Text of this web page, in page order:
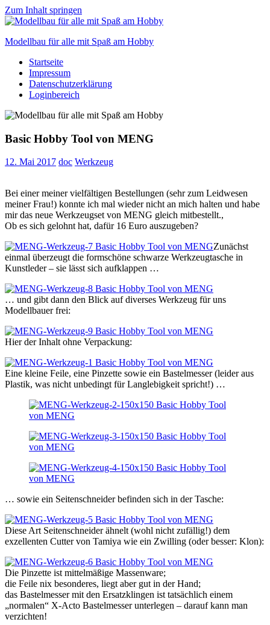
Zum Inhalt springen
Modellbau für alle mit Spaß am Hobby
Scale
modelling
to
Startseite
Impressum
Datenschutzerklärung
Loginbereich
Basic Hobby Tool von MENG
12. Mai 2017 doc Werkzeug
Bei einer meiner vielfältigen Bestellungen (sehr zum Leidwesen
meiner Frau!) konnte ich mal wieder nicht an mich halten und habe
mir das neue Werkzeugset von MENG gleich mitbestellt.,
Ob es sich gelohnt hat, dafür 16 Euro auszugeben?
Zunächst
einmal überzeugt die formschöne schwarze Werkzeugtasche in
Kunstleder – sie lässt sich aufklappen …
… und gibt dann den Blick auf diverses Werkzeug für uns
Modellbauer frei:
Hier der Inhalt ohne Verpackung:
Eine kleine Feile, eine Pinzette sowie ein Bastelmesser (leider aus
Plastik, was nicht unbedingt für Langlebigkeit spricht!) …
… sowie ein Seitenschneider befinden sich in der Tasche:
Diese Art Seitenschneider ähnelt (wohl nicht zufällig!) dem
exzellenten Cutter von Tamiya wie ein Zwilling (oder besser: Klon):
Die Pinzette ist mittelmäßige Massenware;
die Feile nix besonderes, liegt aber gut in der Hand;
das Bastelmesser mit den Ersatzklingen ist tatsächlich einem
„normalen“ X-Acto Bastelmesser unterlegen – darauf kann man
verzichten!